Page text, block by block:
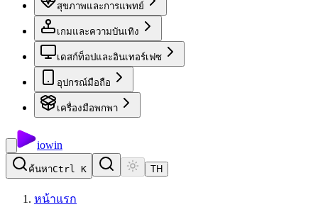
สุขภาพและการแพทย์
เกมและความบันเทิง
เดสก์ท็อปและอินเทอร์เฟซ
อุปกรณ์มือถือ
เครื่องมือพกพา
iowin
ค้นหาCtrl K TH
หน้าแรก